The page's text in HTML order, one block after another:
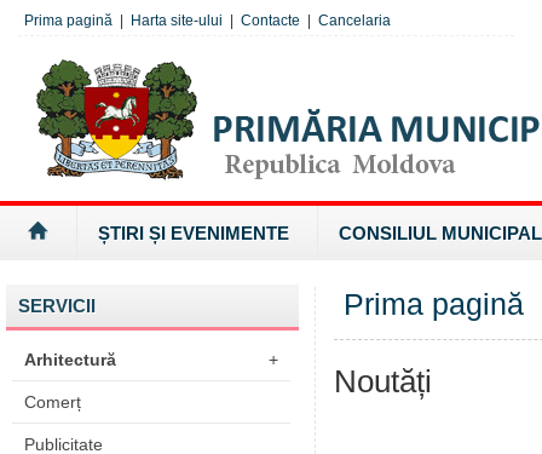
Prima pagină Harta site-ului Contacte Cancelaria
ȘTIRI ȘI EVENIMENTE CONSILIUL MUNICIPAL
SERVICII
Arhitectură +
Comerț
Publicitate
Prima pagină
Noutăți